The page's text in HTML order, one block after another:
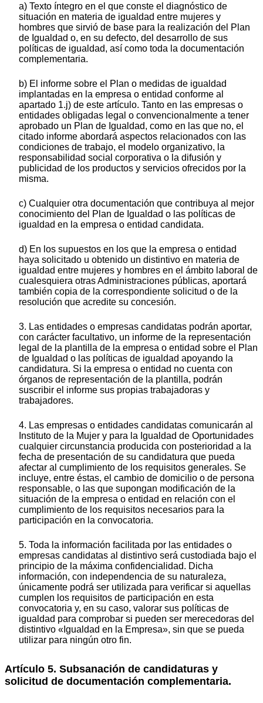
a) Texto íntegro en el que conste el diagnóstico de
situación en materia de igualdad entre mujeres y
hombres que sirvió de base para la realización del Plan
de Igualdad o, en su defecto, del desarrollo de sus
políticas de igualdad, así como toda la documentación
complementaria.
b) El informe sobre el Plan o medidas de igualdad
implantadas en la empresa o entidad conforme al
apartado 1.j) de este artículo. Tanto en las empresas o
entidades obligadas legal o convencionalmente a tener
aprobado un Plan de Igualdad, como en las que no, el
citado informe abordará aspectos relacionados con las
condiciones de trabajo, el modelo organizativo, la
responsabilidad social corporativa o la difusión y
publicidad de los productos y servicios ofrecidos por la
misma.
c) Cualquier otra documentación que contribuya al mejor
conocimiento del Plan de Igualdad o las políticas de
igualdad en la empresa o entidad candidata.
d) En los supuestos en los que la empresa o entidad
haya solicitado u obtenido un distintivo en materia de
igualdad entre mujeres y hombres en el ámbito laboral de
cualesquiera otras Administraciones públicas, aportará
también copia de la correspondiente solicitud o de la
resolución que acredite su concesión.
3. Las entidades o empresas candidatas podrán aportar,
con carácter facultativo, un informe de la representación
legal de la plantilla de la empresa o entidad sobre el Plan
de Igualdad o las políticas de igualdad apoyando la
candidatura. Si la empresa o entidad no cuenta con
órganos de representación de la plantilla, podrán
suscribir el informe sus propias trabajadoras y
trabajadores.
4. Las empresas o entidades candidatas comunicarán al
Instituto de la Mujer y para la Igualdad de Oportunidades
cualquier circunstancia producida con posterioridad a la
fecha de presentación de su candidatura que pueda
afectar al cumplimiento de los requisitos generales. Se
incluye, entre éstas, el cambio de domicilio o de persona
responsable, o las que supongan modificación de la
situación de la empresa o entidad en relación con el
cumplimiento de los requisitos necesarios para la
participación en la convocatoria.
5. Toda la información facilitada por las entidades o
empresas candidatas al distintivo será custodiada bajo el
principio de la máxima confidencialidad. Dicha
información, con independencia de su naturaleza,
únicamente podrá ser utilizada para verificar si aquellas
cumplen los requisitos de participación en esta
convocatoria y, en su caso, valorar sus políticas de
igualdad para comprobar si pueden ser merecedoras del
distintivo «Igualdad en la Empresa», sin que se pueda
utilizar para ningún otro fin.
Artículo 5. Subsanación de candidaturas y
solicitud de documentación complementaria.